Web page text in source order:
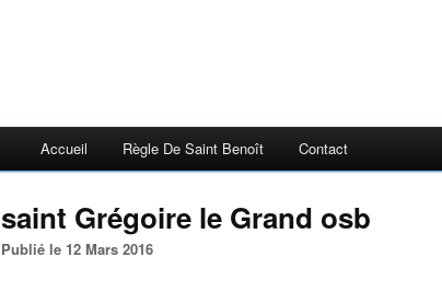
Accueil Règle De Saint Benoît Contact
saint Grégoire le Grand osb
Publié le 12 Mars 2016